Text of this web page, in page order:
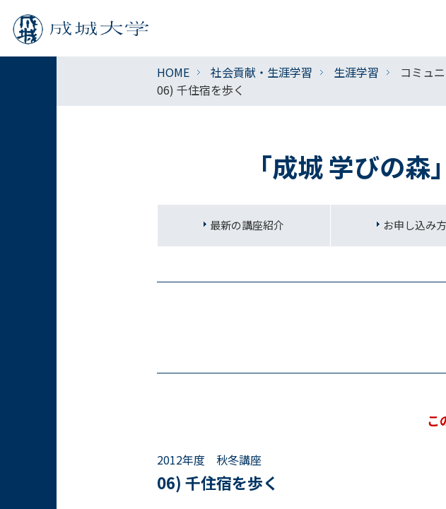
HOME 社会貢献・生涯学習 生涯学習 コミュ
06) 千住宿を歩く
「成城 学びの
最新の講座紹介 お申し込み
こ
2012年度 秋冬講座
06) 千住宿を歩く